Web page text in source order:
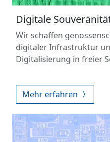
Digitale
Wir schaffen
digitaler Infrastruktur
Digitalisierung in freier
Mehr erfahren